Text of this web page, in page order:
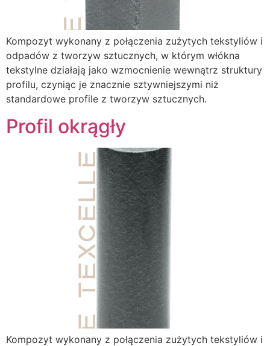
Kompozyt wykonany z połączenia zużytych tekstyliów i
odpadów z tworzyw sztucznych, w którym włókna
tekstylne działają jako wzmocnienie wewnątrz struktury
profilu, czyniąc je znacznie sztywniejszymi niż
standardowe profile z tworzyw sztucznych.
Profil okrągły
Kompozyt wykonany z połączenia zużytych tekstyliów i